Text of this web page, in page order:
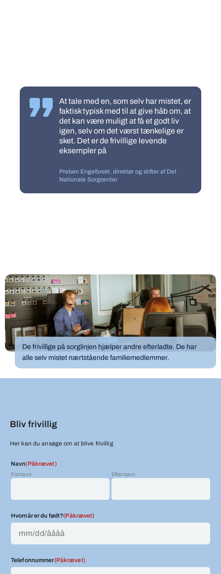
At tale med en, som selv har mistet, er
faktisk typisk med til at give håb om, at
det kan være muligt at få et godt liv
igen, selv om det værst tænkelige er
sket. Det er de frivillige levende
eksempler på
Preben Engelbrekt, direktør og stifter af Det
Nationale Sorgcenter
De frivillige på sorglinjen hjælper andre efterladte. De har
alle selv mistet nærtstående familiemedlemmer.
Bliv frivillig
Her kan du ansøge om at blive frivillig
Navn(Påkrævet)
Fornavn Efternavn
Hvornår er du født?(Påkrævet)
Telefonnummer(Påkrævet)